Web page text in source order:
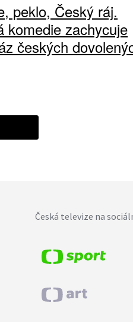
peklo, Český ráj.
komedie zachycuje
českých
Česká televize na